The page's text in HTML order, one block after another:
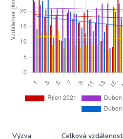
Výzva Celková vzdálenost